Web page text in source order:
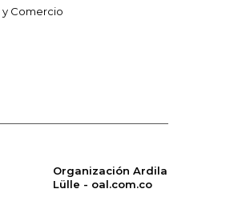
Comercio
Organización Ardila
Lülle - oal.com.co